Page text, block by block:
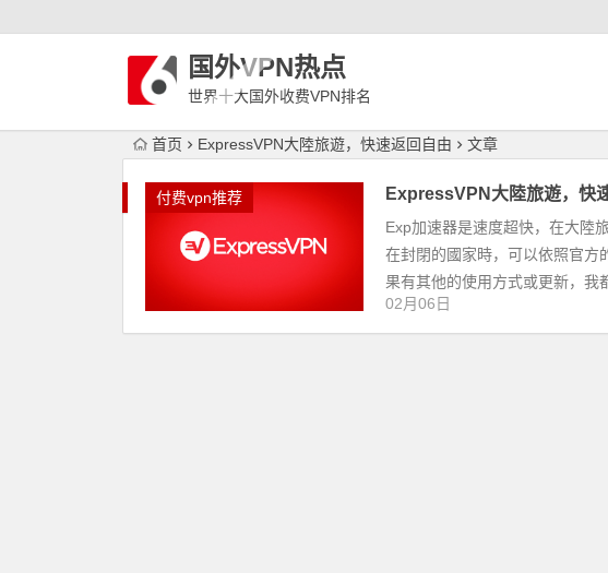
国外VPN热点
世界十大国外收费VPN排名
首页 ExpressVPN大陸旅遊，快速返回自由 文章
付费vpn推荐 ExpressVPN大陸旅遊，快
Exp加速器是速度超快，在大陸
在封閉的國家時，可以依照官方
果有其他的使用方式或更新，我
02月06日